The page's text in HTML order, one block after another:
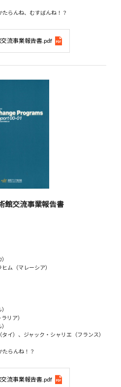
らんね、むすばんね！？
流事業報告書.pdf
館交流事業報告書
ム（マレーシア）
リア）
イ）、ジャック・シャリエ（フランス）
らんね！？
流事業報告書.pdf